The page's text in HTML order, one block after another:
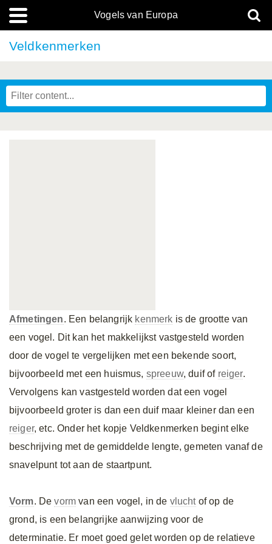
Vogels van Europa
Veldkenmerken
Afmetingen. Een belangrijk kenmerk is de grootte van
een vogel. Dit kan het makkelijkst vastgesteld worden
door de vogel te vergelijken met een bekende soort,
bijvoorbeeld met een huismus, spreeuw, duif of reiger.
Vervolgens kan vastgesteld worden dat een vogel
bijvoorbeeld groter is dan een duif maar kleiner dan een
reiger, etc. Onder het kopje Veldkenmerken begint elke
beschrijving met de gemiddelde lengte, gemeten vanaf de
snavelpunt tot aan de staartpunt.
Vorm. Devorm van een vogel, in de vluchtof op de
grond, is een belangrijke aanwijzing voor de
determinatie. Er moet goed gelet worden op de relatieve